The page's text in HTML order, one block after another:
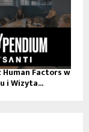
Human Factors w
i Wizyta...